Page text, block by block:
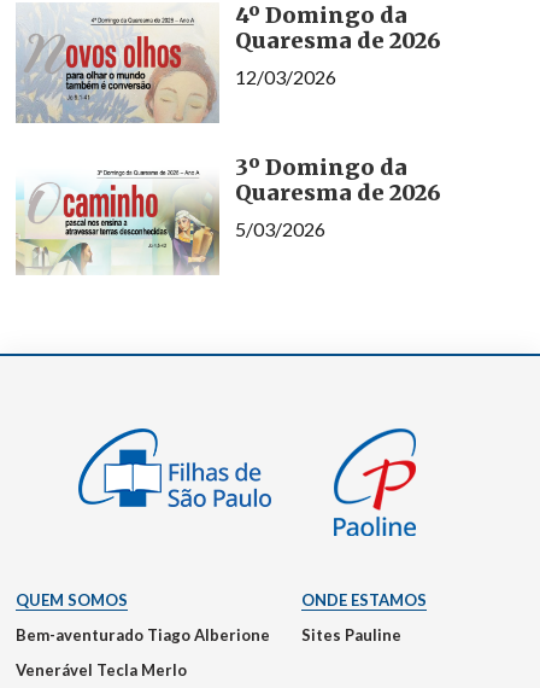
4º Domingo da
Quaresma de 2026
12/03/2026
3º Domingo da
Quaresma de 2026
5/03/2026
QUEM SOMOS
Bem-aventurado Tiago Alberione
Venerável Tecla Merlo
ONDE ESTAMOS
Sites Pauline